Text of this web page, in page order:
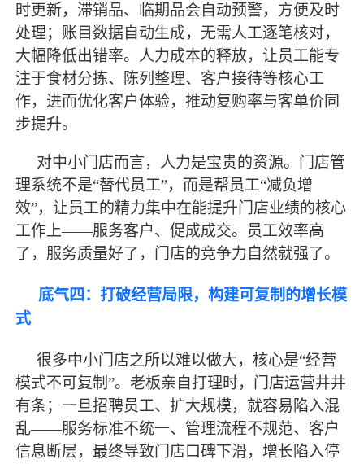
时更新，滞销品、临期品会自动预警，方便及时
处理；账目数据自动生成，无需人工逐笔核对，
大幅降低出错率。人力成本的释放，让员工能专
注于食材分拣、陈列整理、客户接待等核心工
作，进而优化客户体验，推动复购率与客单价同
步提升。
对中小门店而言，人力是宝贵的资源。门店管
理系统不是“替代员工”，而是帮员工“减负增
效”，让员工的精力集中在能提升门店业绩的核心
工作上——服务客户、促成成交。员工效率高
了，服务质量好了，门店的竞争力自然就强了。
底气四：打破经营局限，构建可复制的增长模
式
很多中小门店之所以难以做大，核心是“经营
模式不可复制”。老板亲自打理时，门店运营井井
有条；一旦招聘员工、扩大规模，就容易陷入混
乱——服务标准不统一、管理流程不规范、客户
信息断层， 最终导致门店口碑下滑，增长陷入停